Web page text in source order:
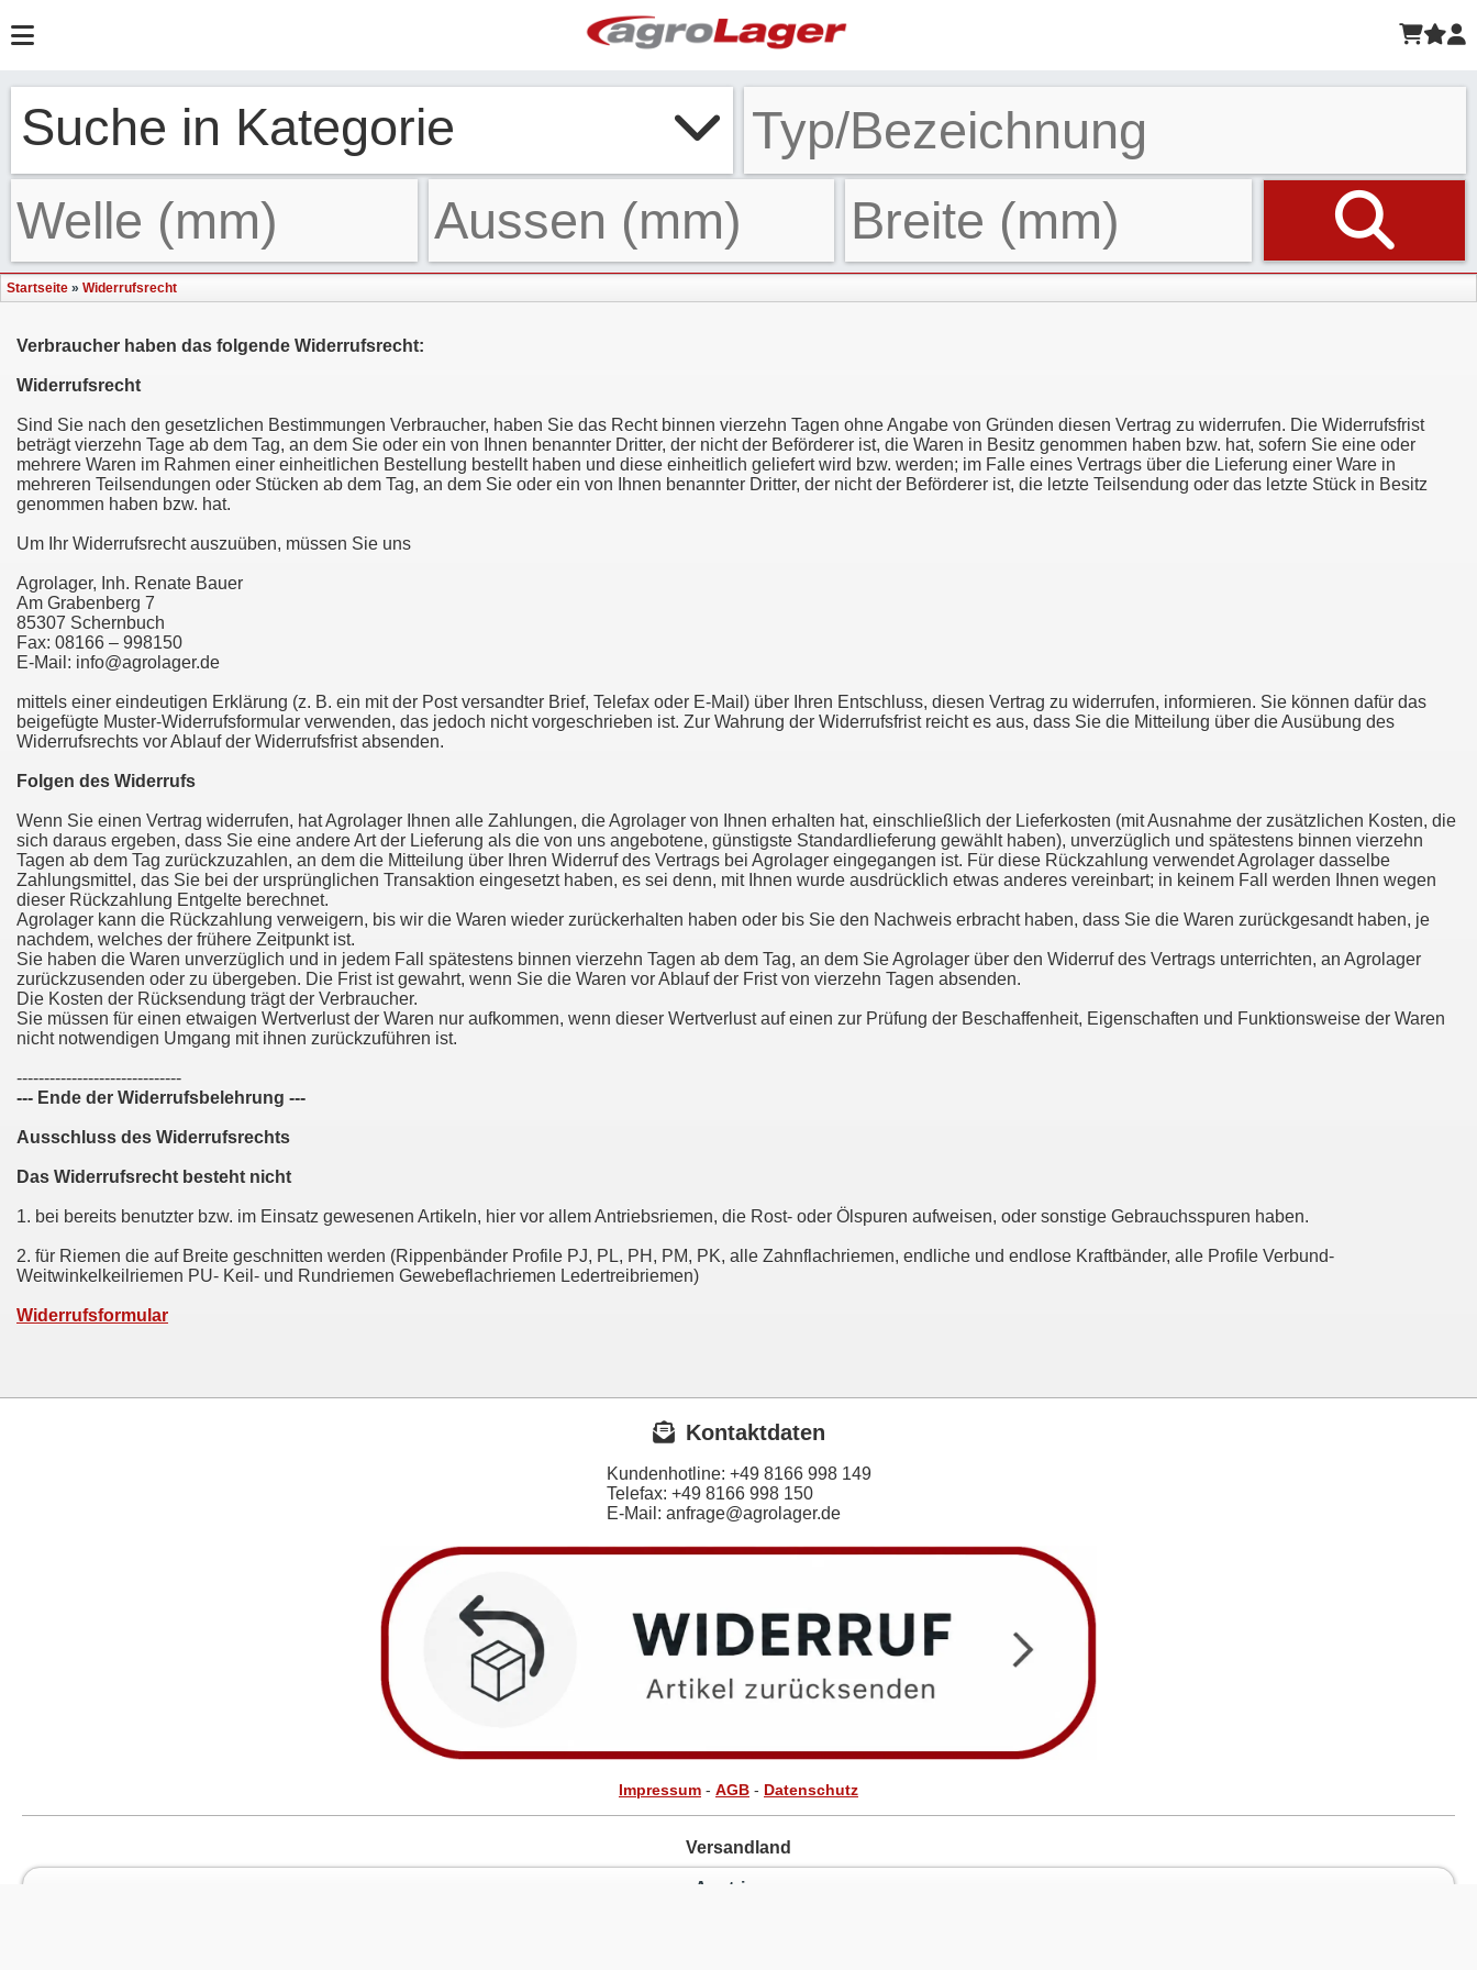
Suche in Kategorie
Startseite » Widerrufsrecht
Verbraucher haben das folgende Widerrufsrecht:
Widerrufsrecht
Sind Sie nach den gesetzlichen Bestimmungen Verbraucher, haben Sie das Recht binnen vierzehn Tagen ohne Angabe von Gründen diesen Vertrag zu widerrufen. Die Widerrufsfrist
beträgt vierzehn Tage ab dem Tag, an dem Sie oder ein von Ihnen benannter Dritter, der nicht der Beförderer ist, die Waren in Besitz genommen haben bzw. hat, sofern Sie eine oder
mehrere Waren im Rahmen einer einheitlichen Bestellung bestellt haben und diese einheitlich geliefert wird bzw. werden; im Falle eines Vertrags über die Lieferung einer Ware in
mehreren Teilsendungen oder Stücken ab dem Tag, an dem Sie oder ein von Ihnen benannter Dritter, der nicht der Beförderer ist, die letzte Teilsendung oder das letzte Stück in Besitz
genommen haben bzw. hat.
Um Ihr Widerrufsrecht auszuüben, müssen Sie uns
Agrolager, Inh. Renate Bauer
Am Grabenberg 7
85307 Schernbuch
Fax: 08166 – 998150
E-Mail: info@agrolager.de
mittels einer eindeutigen Erklärung (z. B. ein mit der Post versandter Brief, Telefax oder E-Mail) über Ihren Entschluss, diesen Vertrag zu widerrufen, informieren. Sie können dafür das
beigefügte Muster-Widerrufsformular verwenden, das jedoch nicht vorgeschrieben ist. Zur Wahrung der Widerrufsfrist reicht es aus, dass Sie die Mitteilung über die Ausübung des
Widerrufsrechts vor Ablauf der Widerrufsfrist absenden.
Folgen des Widerrufs
Wenn Sie einen Vertrag widerrufen, hat Agrolager Ihnen alle Zahlungen, die Agrolager von Ihnen erhalten hat, einschließlich der Lieferkosten (mit Ausnahme der zusätzlichen Kosten, die
sich daraus ergeben, dass Sie eine andere Art der Lieferung als die von uns angebotene, günstigste Standardlieferung gewählt haben), unverzüglich und spätestens binnen vierzehn
Tagen ab dem Tag zurückzuzahlen, an dem die Mitteilung über Ihren Widerruf des Vertrags bei Agrolager eingegangen ist. Für diese Rückzahlung verwendet Agrolager dasselbe
Zahlungsmittel, das Sie bei der ursprünglichen Transaktion eingesetzt haben, es sei denn, mit Ihnen wurde ausdrücklich etwas anderes vereinbart; in keinem Fall werden Ihnen wegen
dieser Rückzahlung Entgelte berechnet.
Agrolager kann die Rückzahlung verweigern, bis wir die Waren wieder zurückerhalten haben oder bis Sie den Nachweis erbracht haben, dass Sie die Waren zurückgesandt haben, je
nachdem, welches der frühere Zeitpunkt ist.
Sie haben die Waren unverzüglich und in jedem Fall spätestens binnen vierzehn Tagen ab dem Tag, an dem Sie Agrolager über den Widerruf des Vertrags unterrichten, an Agrolager
zurückzusenden oder zu übergeben. Die Frist ist gewahrt, wenn Sie die Waren vor Ablauf der Frist von vierzehn Tagen absenden.
Die Kosten der Rücksendung trägt der Verbraucher.
Sie müssen für einen etwaigen Wertverlust der Waren nur aufkommen, wenn dieser Wertverlust auf einen zur Prüfung der Beschaffenheit, Eigenschaften und Funktionsweise der Waren
nicht notwendigen Umgang mit ihnen zurückzuführen ist.
------------------------------
--- Ende der Widerrufsbelehrung ---
Ausschluss des Widerrufsrechts
Das Widerrufsrecht besteht nicht
1. bei bereits benutzter bzw. im Einsatz gewesenen Artikeln, hier vor allem Antriebsriemen, die Rost- oder Ölspuren aufweisen, oder sonstige Gebrauchsspuren haben.
2. für Riemen die auf Breite geschnitten werden (Rippenbänder Profile PJ, PL, PH, PM, PK, alle Zahnflachriemen, endliche und endlose Kraftbänder, alle Profile Verbund-
Weitwinkelkeilriemen PU- Keil- und Rundriemen Gewebeflachriemen Ledertreibriemen)
Widerrufsformular
Kontaktdaten
Kundenhotline: +49 8166 998 149
Telefax: +49 8166 998 150
E-Mail: anfrage@agrolager.de
Impressum - AGB - Datenschutz
Versandland
Austria